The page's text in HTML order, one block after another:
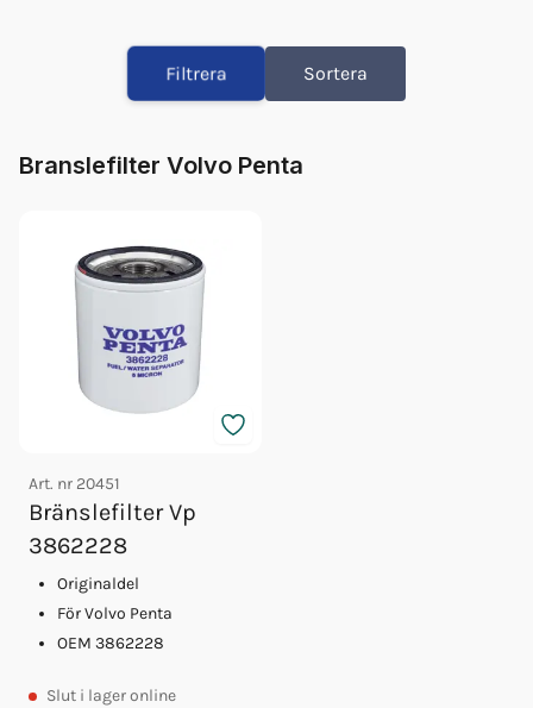
Olja Volvo 5w/40 1l 23211287
Oljefilter Vp 841750
Bränslefilter Vp 3862228
Filtrera Sortera
Branslefilter Volvo Penta
Art. nr 20451
Bränslefilter Vp
3862228
Originaldel
För Volvo Penta
OEM 3862228
Slut i lager online